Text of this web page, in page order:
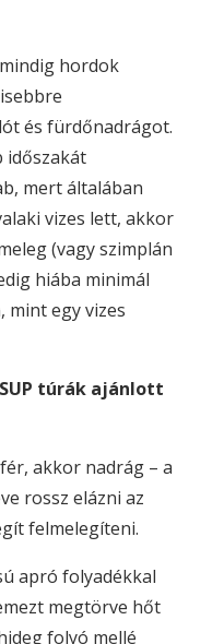
hordok
és fürdőnadrágot.
időszakát
mert általában
vizes lett, akkor
(vagy szimplán
hiába minimál
mint egy vizes
túrák ajánlott
akkor nadrág – a
rossz elázni az
felmelegíteni.
apró folyadékkal
megtörve hőt
folyó mellé